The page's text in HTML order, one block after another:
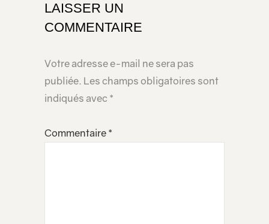
LAISSER UN
COMMENTAIRE
Votre adresse e-mail ne sera pas
publiée. Les champs obligatoires sont
indiqués avec *
Commentaire *